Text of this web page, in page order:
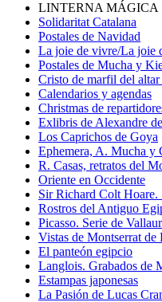
LINTERNA MÁGICA
Solidaritat Catalana
Postales de Navidad
La joie de vivre/La joie
Postales de Mucha y
Cristo de marfil del
Calendarios y agendas
Christmas de
Exlibris de Alexandre
Los Caprichos de Goya
Ephemera, A. Mucha y
R. Casas, retratos del
Oriente en Occidente
Sir Richard Colt Hoare.
Rostros del Antiguo
Picasso. Serie de
Vistas de Montserrat de
El panteón egipcio
Langlois. Grabados de
Estampas japonesas
La Pasión de Lucas